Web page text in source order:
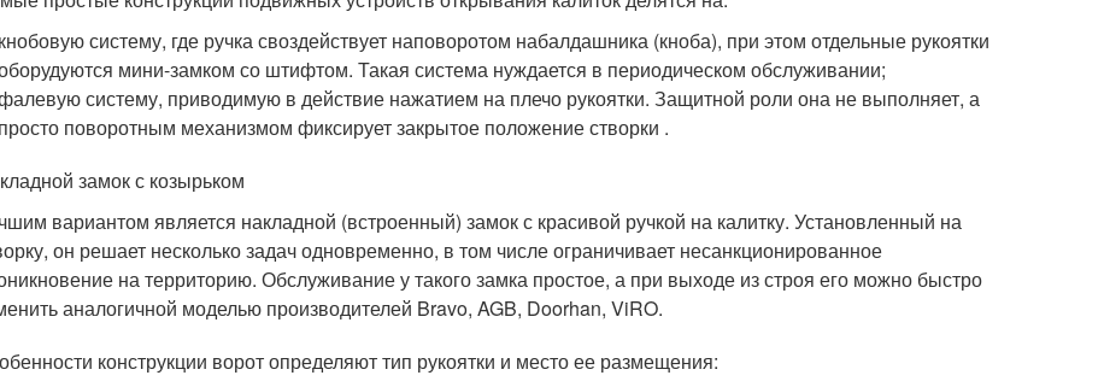
кнобовую систему, где ручка своздействует наповоротом набалдашника (кноба), при этом отдельные рукоятки
мини-замком со штифтом. Такая система нуждается в периодическом обслуживании;
систему, приводимую в действие нажатием на плечо рукоятки. Защитной роли она не выполняет, а
просто поворотным механизмом фиксирует закрытое положение створки .
замок с козырьком
вариантом является накладной (встроенный) замок с красивой ручкой на калитку. Установленный на
он решает несколько задач одновременно, в том числе ограничивает несанкционированное
на территорию. Обслуживание у такого замка простое, а при выходе из строя его можно быстро
аналогичной моделью производителей Bravo, AGB, Doorhan, ViRO.
конструкции ворот определяют тип рукоятки и место ее размещения: